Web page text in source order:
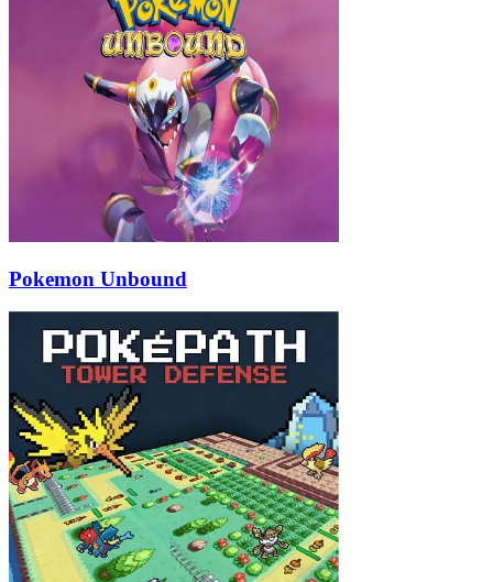
Pokemon Unbound